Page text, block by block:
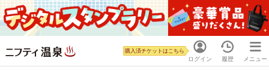
ログイン
購入済チケットはこちら
履歴 メニュー